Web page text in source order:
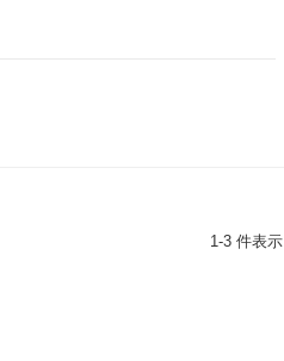
1-3 件表示